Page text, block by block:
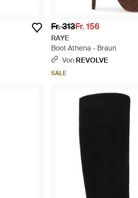
Fr. 313Fr. 156
RAYE
Boot Athena - Braun
Von REVOLVE
SALE